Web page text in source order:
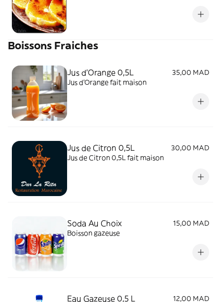
Boissons Fraiches
Jus d'Orange 0,5L
35,00 MAD
Jus d'Orange fait maison
Jus de Citron 0,5L
30,00 MAD
Jus de Citron 0,5L fait maison
Soda Au Choix
15,00 MAD
Boisson gazeuse
Eau Gazeuse 0,5 L 12,00 MAD